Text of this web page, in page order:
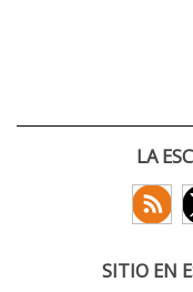
LA
SITIO EN